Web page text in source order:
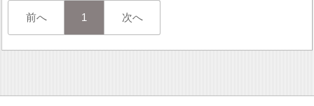
前へ 1 次へ